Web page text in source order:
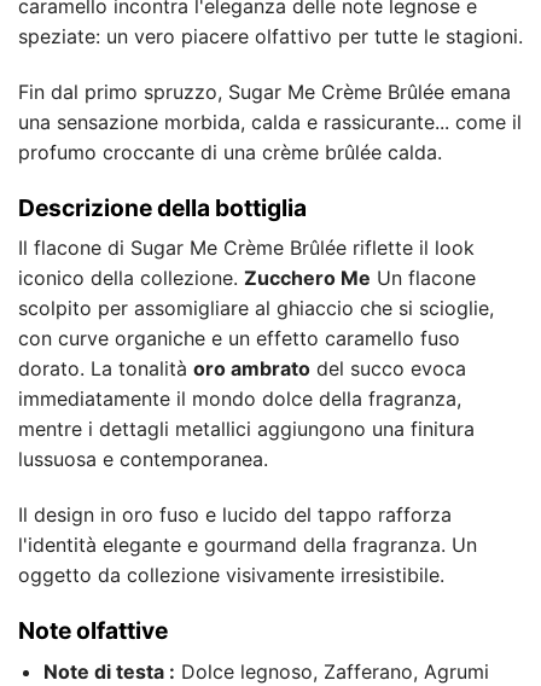
caramello incontra l'eleganza delle note legnose e
speziate: un vero piacere olfattivo per tutte le stagioni.
Fin dal primo spruzzo, Sugar Me Crème Brûlée emana
una sensazione morbida, calda e rassicurante... come il
profumo croccante di una crème brûlée calda.
Descrizione della bottiglia
Il flacone di Sugar Me Crème Brûlée riflette il look
iconico della collezione. Zucchero Me Un flacone
scolpito per assomigliare al ghiaccio che si scioglie,
con curve organiche e un effetto caramello fuso
dorato. La tonalità oro ambrato del succo evoca
immediatamente il mondo dolce della fragranza,
mentre i dettagli metallici aggiungono una finitura
lussuosa e contemporanea.
Il design in oro fuso e lucido del tappo rafforza
l'identità elegante e gourmand della fragranza. Un
oggetto da collezione visivamente irresistibile.
Note olfattive
Note di testa : Dolce legnoso, Zafferano, Agrumi